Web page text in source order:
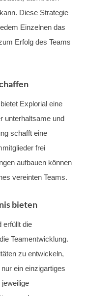
Diese Strategie
Einzelnen das
Erfolg des Teams
Explorial eine
unterhaltsame und
schafft eine
frei
aufbauen können
vereinten Teams.
bieten
erfüllt die
Teamentwicklung.
zu entwickeln,
ein einzigartiges
jeweilige